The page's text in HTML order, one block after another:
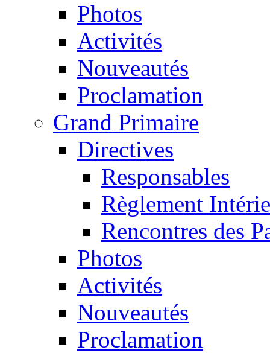
Photos
Activités
Nouveautés
Proclamation
Grand Primaire
Directives
Responsables
Règlement
Rencontres des
Photos
Activités
Nouveautés
Proclamation